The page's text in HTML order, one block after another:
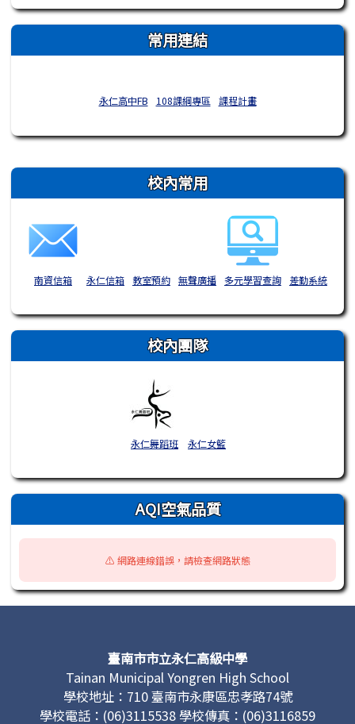
常用連結
永仁高中FB 108課綱專區 課程計畫
右邊區域內容 校內常用
南資信箱 永仁信箱 教室預約 無聲廣播 多元學習查詢 差勤系統
校內團隊
永仁舞蹈班 永仁女籃
AQI空氣品質
⚠️ 網路連線錯誤，請檢查網路狀態
臺南市市立永仁高級中學
Tainan Municipal Yongren High School
學校地址：710 臺南市永康區忠孝路74號
學校電話：(06)3115538 學校傳真：(06)3116859